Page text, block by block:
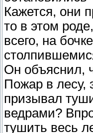
Кажется, они
то в этом
всего, на
Он объяснил,
Пожар в лесу,
призывал
ведрами?
тушить весь